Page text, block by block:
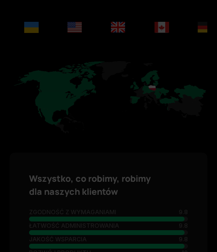
Wszystko, co robimy, robimy
dla naszych klientów